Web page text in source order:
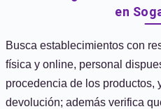
en
Busca establecimientos con
física y online, personal
procedencia de los productos,
devolución; además verifica